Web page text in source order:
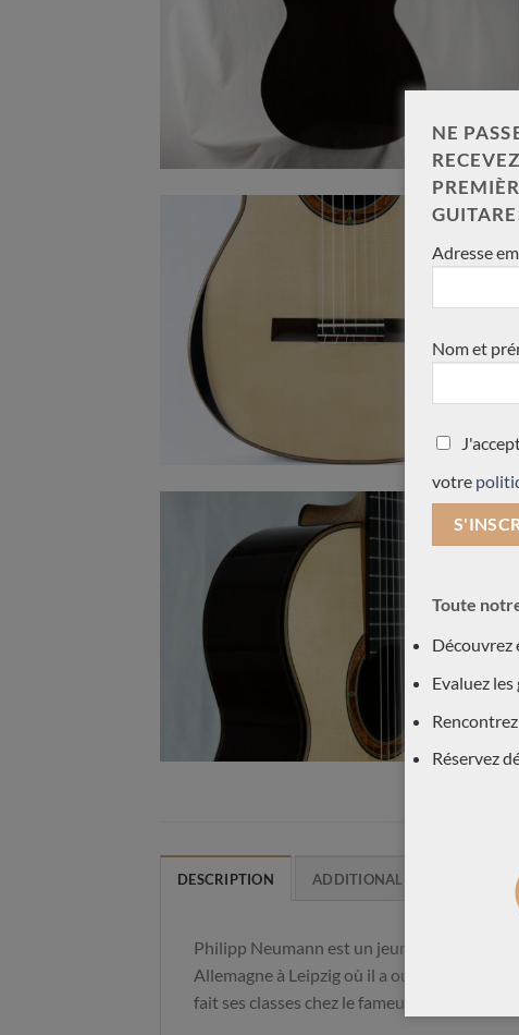
DESCRIPTION ADDITIONAL INFORMATION
Philipp Neumann est un jeune luthier qui a
Allemagne à Leipzig où il a ouvert son
fait ses classes chez le fameux luthier
NE
Adresse
Nom et
votre
Toute
Découvrez
Evaluez
Réservez